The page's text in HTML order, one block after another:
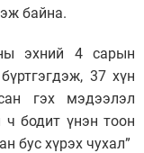
байна.
эхний 4 сарын
37 хүн
гэх мэдээлэл
ч бодит үнэн тоон
бус хүрэх чухал”